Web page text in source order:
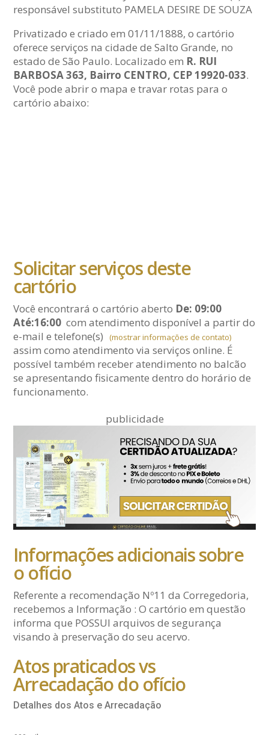
responsável substituto PAMELA DESIRE DE SOUZA
Privatizado e criado em 01/11/1888, o cartório
oferece serviços na cidade de Salto Grande, no
estado de São Paulo. Localizado em R. RUI
BARBOSA 363, Bairro CENTRO, CEP 19920-033.
Você pode abrir o mapa e travar rotas para o
cartório abaixo:
Solicitar serviços deste
cartório
Você encontrará o cartório aberto De: 09:00
Até:16:00 com atendimento disponível a partir do
e-maile telefone(s) (mostrar informações de contato)
assim como atendimento via serviços online. É
possível também receber atendimento no balcão
se apresentando fisicamente dentro do horário de
funcionamento.
publicidade
Informações adicionais sobre
o ofício
Referente a recomendação Nº11 da Corregedoria,
recebemos a Informação : O cartório em questão
informa que POSSUI arquivos de segurança
visando à preservação do seu acervo.
Atos praticados vs
Arrecadação do ofício
Detalhes dos Atos e Arrecadação